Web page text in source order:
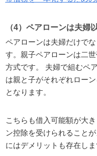
（4）ペアローンは夫婦
ペアローンは夫婦だけで
す。親子ペアローンは二
方式です。 夫婦で組むペ
は親と子がそれぞれロー
となります。
こちらも借入可能額が大
ン控除を受けられること
にはデメリットも存在しま